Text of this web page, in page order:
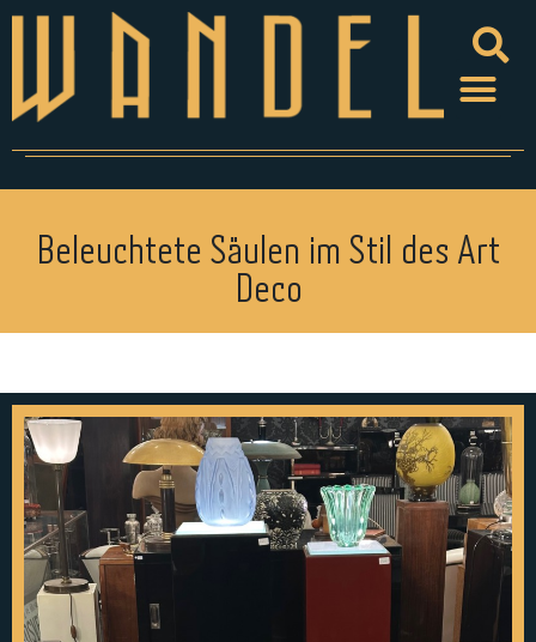
Beleuchtete Säulen im Stil des Art
Deco